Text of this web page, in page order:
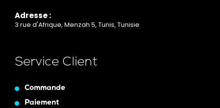
Adresse :
3 rue d'Afrique, Menzah 5, Tunis, Tunisie
Service Client
Commande
Paiement